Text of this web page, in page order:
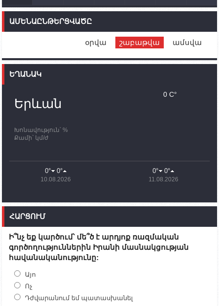
ունեն. կիպրոսցի խորհրդարանականը՝ Ալեն
Ֆրանսիայի ԱԳ նախարարը կայցելի Հայաստան
պատասխանատուներ կմնան ԼՂ-ում՝ մինչև
որոնողափրկարարական աշխատանքների
11:03
ՄԱԿ-ի առաքելությունը շատ, շատ, շատ օգտակար
Ադրբեջանի փոխվարչապետն այսօր կմեկնի
Ստեփանակերտ
10:07 02.10.2023
09:38 02.10.2023
Խումբն Արցախում կմնա` մինչև զոհվածների
աճյունների ու անհետ կորածների
Ժամը 18։00-ի դրությամբ ԼՂ-ից բռնի տեղահանված
ԱՄԵՆԱԸՆԹԵՐՑՎԱԾԸ
օրվա շաբաթվա ամսվա
ԵՂԱՆԱԿ
Երևան
Խոնավություն՝ %
Քամի՝ կմ/ժ
0 C°
0° 0°
10.08.2026
0° 0°
11.08.2026
ՀԱՐՑՈՒՄ
Ի՞նչ եք կարծում՝ մե՞ծ է արդյոք ռազմական
գործողություններին Իրանի մասնակցության
հավանականությունը:
Այո
Ոչ
Դժվարանում եմ պատասխանել